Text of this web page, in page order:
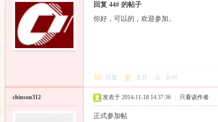
回复 44# 的帖子
你好，可以的，欢迎参加。
回复 支持 反对
chinson312 发表于 2014-11-18 14:37:36 只看该作者
正式参加帖